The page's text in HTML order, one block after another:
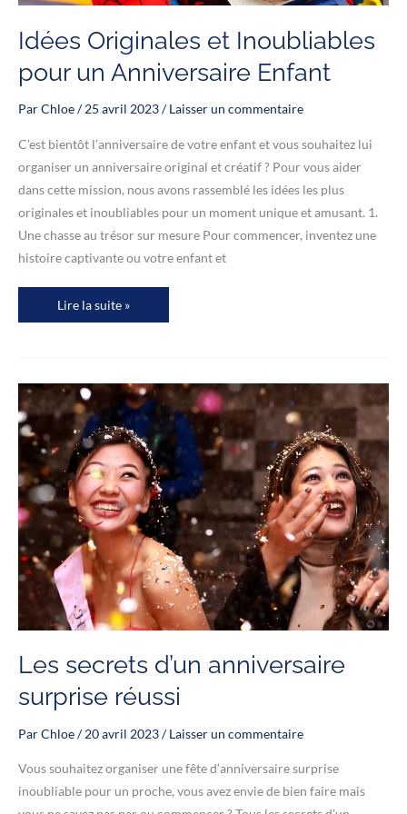
Idées Originales et Inoubliables
pour un Anniversaire Enfant
ParChloe/25 avril 2023/Laisser un commentaire
C’est bientôt l’anniversaire de votre enfant et vous souhaitez lui
organiser un anniversaire original et créatif ? Pour vous aider
dans cette mission, nous avons rassemblé les idées les plus
originales et inoubliables pour un moment unique et amusant. 1.
Une chasse au trésor sur mesure Pour commencer, inventez une
histoire captivante ou votre enfant et
Idées
et
Enfant
Lire la suite »
Les secrets d’un anniversaire
surprise réussi
ParChloe/20 avril 2023/Laisser un commentaire
Vous souhaitez organiser une fête d’anniversaire surprise
inoubliable pour un proche, vous avez envie de bien faire mais